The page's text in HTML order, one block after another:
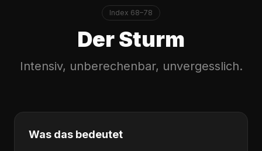
Index 68–78
Der Sturm
Intensiv, unberechenbar, unvergesslich.
Was das bedeutet